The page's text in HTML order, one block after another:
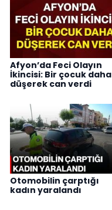
Afyon’da Feci Olayın
İkincisi: Bir çocuk daha
düşerek can verdi
Otomobilin çarptığı
kadın yaralandı